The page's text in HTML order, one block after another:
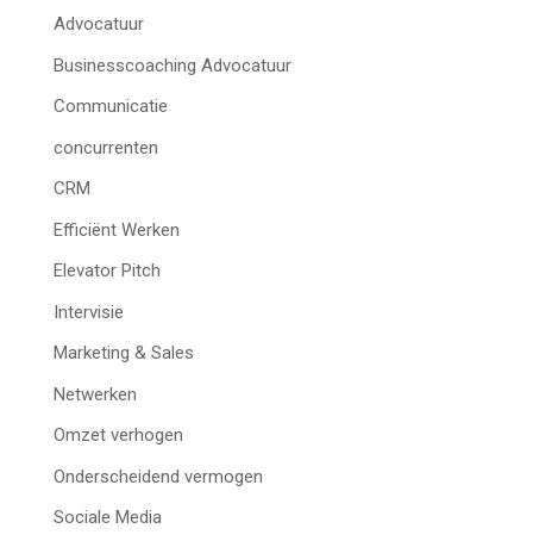
Advocatuur
Businesscoaching Advocatuur
Communicatie
concurrenten
CRM
Efficiënt Werken
Elevator Pitch
Intervisie
Marketing & Sales
Netwerken
Omzet verhogen
Onderscheidend vermogen
Sociale Media